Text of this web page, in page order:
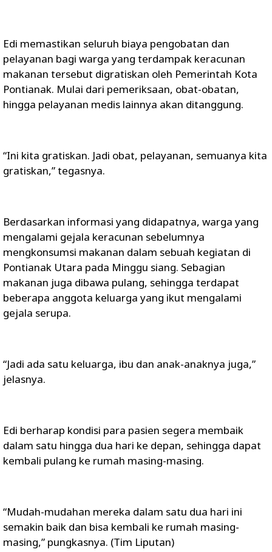
Edi memastikan seluruh biaya pengobatan dan
pelayanan bagi warga yang terdampak keracunan
makanan tersebut digratiskan oleh Pemerintah Kota
Pontianak. Mulai dari pemeriksaan, obat-obatan,
hingga pelayanan medis lainnya akan ditanggung.
“Ini kita gratiskan. Jadi obat, pelayanan, semuanya kita
gratiskan,” tegasnya.
Berdasarkan informasi yang didapatnya, warga yang
mengalami gejala keracunan sebelumnya
mengkonsumsi makanan dalam sebuah kegiatan di
Pontianak Utara pada Minggu siang. Sebagian
makanan juga dibawa pulang, sehingga terdapat
beberapa anggota keluarga yang ikut mengalami
gejala serupa.
“Jadi ada satu keluarga, ibu dan anak-anaknya juga,”
jelasnya.
Edi berharap kondisi para pasien segera membaik
dalam satu hingga dua hari ke depan, sehingga dapat
kembali pulang ke rumah masing-masing.
“Mudah-mudahan mereka dalam satu dua hari ini
semakin baik dan bisa kembali ke rumah masing-
masing,” pungkasnya. (Tim Liputan)